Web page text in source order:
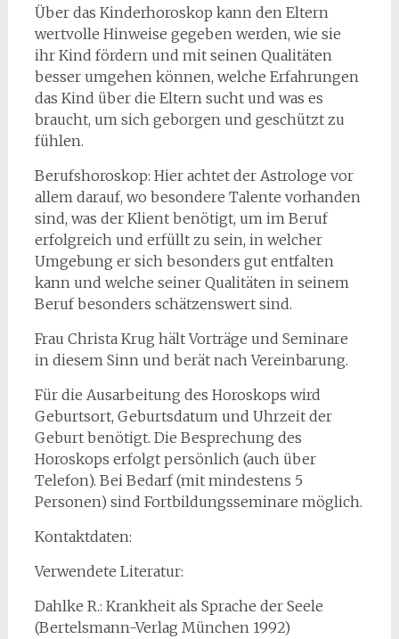
Über das Kinderhoroskop kann den Eltern
wertvolle Hinweise gegeben werden, wie sie
ihr Kind fördern und mit seinen Qualitäten
besser umgehen können, welche Erfahrungen
das Kind über die Eltern sucht und was es
braucht, um sich geborgen und geschützt zu
fühlen.
Berufshoroskop: Hier achtet der Astrologe vor
allem darauf, wo besondere Talente vorhanden
sind, was der Klient benötigt, um im Beruf
erfolgreich und erfüllt zu sein, in welcher
Umgebung er sich besonders gut entfalten
kann und welche seiner Qualitäten in seinem
Beruf besonders schätzenswert sind.
Frau Christa Krug hält Vorträge und Seminare
in diesem Sinn und berät nach Vereinbarung.
Für die Ausarbeitung des Horoskops wird
Geburtsort, Geburtsdatum und Uhrzeit der
Geburt benötigt. Die Besprechung des
Horoskops erfolgt persönlich (auch über
Telefon). Bei Bedarf (mit mindestens 5
Personen) sind Fortbildungsseminare möglich.
Kontaktdaten:
Verwendete Literatur:
Dahlke R.: Krankheit als Sprache der Seele
(Bertelsmann-Verlag München 1992)